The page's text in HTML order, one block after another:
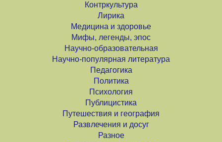
Контркультура
Лирика
Медицина и здоровье
Мифы, легенды, эпос
Научно-образовательная
Научно-популярная литература
Педагогика
Политика
Психология
Публицистика
Путешествия и география
Развлечения и досуг
Разное